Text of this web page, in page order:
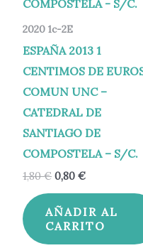
2020 1c-2E
ESPAÑA 2013 1
CENTIMOS DE
COMUN UNC –
CATEDRAL DE
SANTIAGO DE
COMPOSTELA – S/C.
1,80€ 0,80 €
AÑADIR AL
CARRITO